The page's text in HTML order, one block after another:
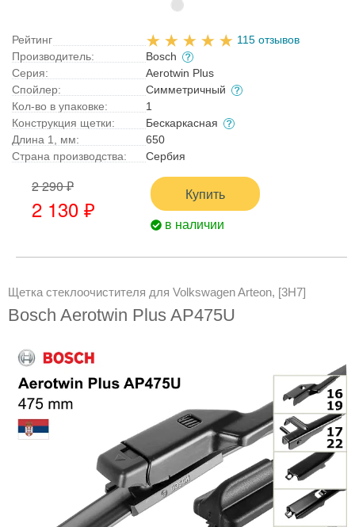
Рейтинг
115 отзывов
Производитель:
Bosch
Серия:
Aerotwin Plus
Спойлер:
Симметричный
Кол-во в упаковке:
1
Конструкция щетки:
Бескаркасная
Длина 1, мм:
650
Страна производства:
Сербия
2 290 ₽
2 130 ₽
Купить
в наличии
Щетка стеклоочистителя для Volkswagen Arteon, [3H7]
Bosch Aerotwin Plus AP475U